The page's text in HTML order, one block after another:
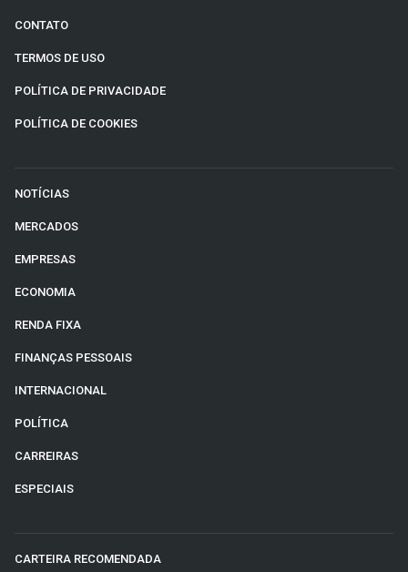
CONTATO
TERMOS DE USO
POLÍTICA DE PRIVACIDADE
POLÍTICA DE COOKIES
NOTÍCIAS
MERCADOS
EMPRESAS
ECONOMIA
RENDA FIXA
FINANÇAS PESSOAIS
INTERNACIONAL
POLÍTICA
CARREIRAS
ESPECIAIS
CARTEIRA RECOMENDADA